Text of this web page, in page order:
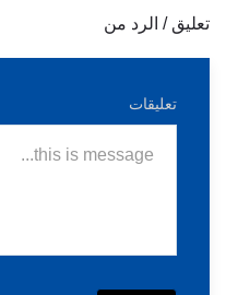
تعليق / الرد من
تعليقات